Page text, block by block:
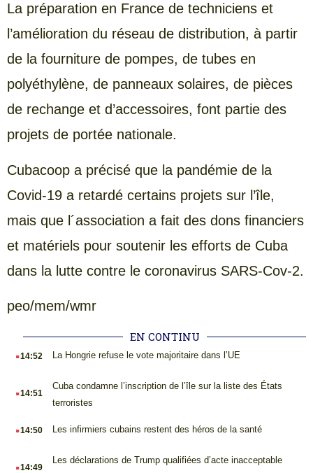
La préparation en France de techniciens et
l’amélioration du réseau de distribution, à partir
de la fourniture de pompes, de tubes en
polyéthylène, de panneaux solaires, de pièces
de rechange et d’accessoires, font partie des
projets de portée nationale.
Cubacoop a précisé que la pandémie de la
Covid-19 a retardé certains projets sur l’île,
mais que l´association a fait des dons financiers
et matériels pour soutenir les efforts de Cuba
dans la lutte contre le coronavirus SARS-Cov-2.
peo/mem/wmr
EN CONTINU
.14:52 La Hongrie refuse le vote majoritaire dans l’UE
.14:51
Cuba condamne l’inscription de l’île sur la liste des États
terroristes
.14:50 Les infirmiers cubains restent des héros de la santé
.14:49
Les déclarations de Trump qualifiées d’acte inacceptable